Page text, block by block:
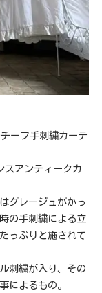
ーフ手刺繍カーテ
アンティークカ
グレージュがかっ
の手刺繍による立
っぷりと施されて
刺繍が入り、その
によるもの。